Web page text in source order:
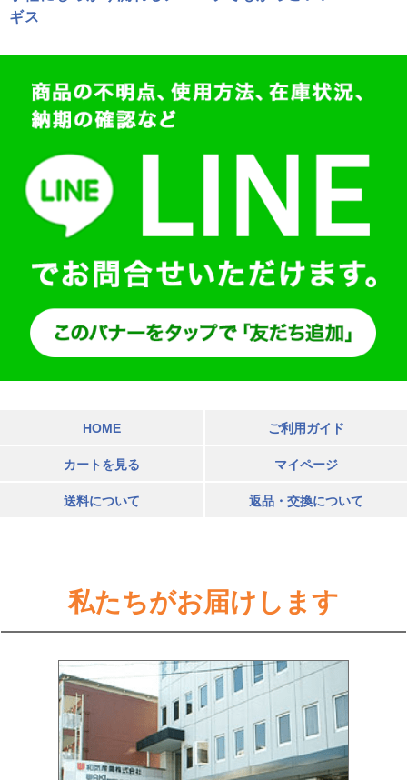
ギス
HOME ご利用ガイド
カートを見る マイページ
送料について 返品・交換について
私たちがお届けします